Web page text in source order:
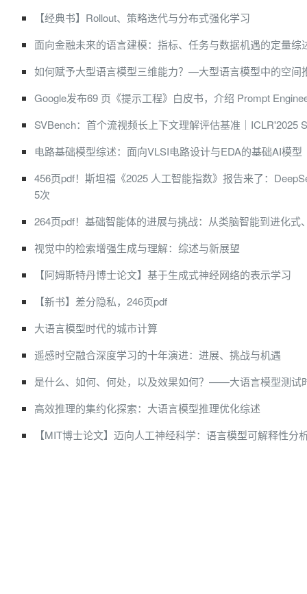
【经典书】Rollout、策略迭代与分布式强化学习
面向金融未来的语言建模：指标、任务与数据机遇的定量综
如何赋予大型语言模型三维能力？—大型语言模型中的空间
Google发布69 页《提示工程》白皮书，介绍 Prompt
SVBench：首个流视频长上下文理解评估基准｜ICLR'2025
电路基础模型综述：面向VLSI电路设计与EDA的基础AI模型
456页pdf！斯坦福《2025 人工智能指数》报告来了：
5次
264页pdf！基础智能体的进展与挑战：从类脑智能到进化式
视觉中的检索增强生成与理解：综述与新展望
【阿姆斯特丹博士论文】基于生成式神经网络的表示学习
【新书】差分隐私，246页pdf
大语言模型时代的城市计算
遥感时空融合深度学习的十年演进：进展、挑战与机遇
是什么、如何、何处，以及效果如何？——大语言模型测试
高效推理的集约化探索：大语言模型推理优化综述
【MIT博士论文】迈向人工神经科学：语言模型可解释性分